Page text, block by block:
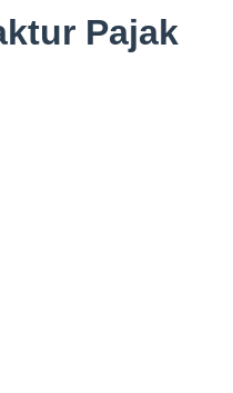
Pajak